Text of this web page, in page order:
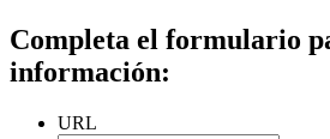
Completa el formulario
información:
URL